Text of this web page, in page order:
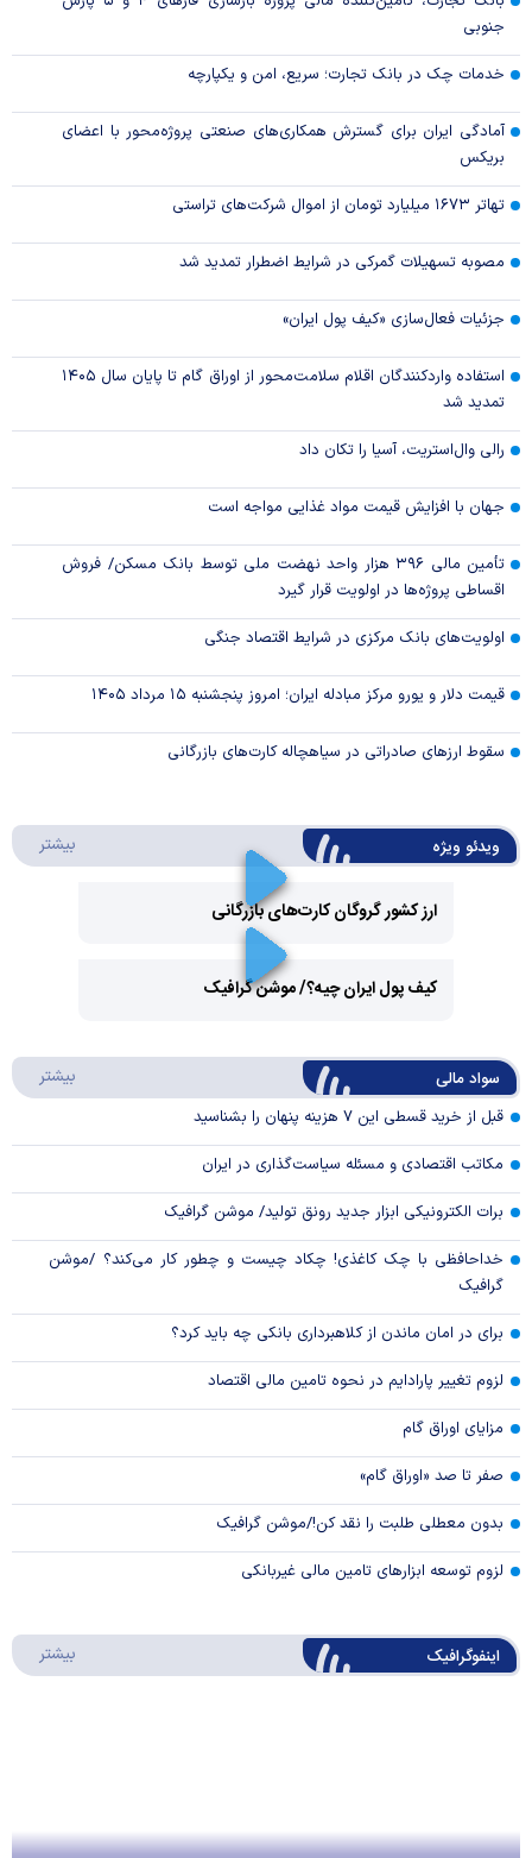
جنوبی
خدمات چک در بانک تجارت؛ سریع، امن و یکپارچه
آمادگی ایران برای گسترش همکاری‌های صنعتی پروژه‌محور با اعضای
بریکس
تهاتر ۱۶۷۳ میلیارد تومان از اموال شرکت‌های تراستی
مصوبه تسهیلات گمرکی در شرایط اضطرار تمدید شد
جزئیات فعال‌سازی «کیف پول ایران»
استفاده واردکنندگان اقلام سلامت‌محور از اوراق گام تا پایان سال ۱۴۰۵
تمدید شد
رالی وال‌استریت، آسیا را تکان داد
جهان با افزایش قیمت مواد غذایی مواجه است
تأمین مالی ۳۹۶ هزار واحد نهضت ملی توسط بانک مسکن/ فروش
اقساطی پروژه‌ها در اولویت قرار گیرد
اولویت‌های بانک مرکزی در شرایط اقتصاد جنگی
قیمت دلار و یورو مرکز مبادله ایران؛ امروز پنجشنبه ۱۵ مرداد ۱۴۰۵
سقوط ارزهای صادراتی در سیاهچاله کارت‌های بازرگانی
ویدئو ویژه بیشتر
ارز کشور گروگان کارت‌های بازرگانی
Video
کیف پول ایران چیه؟/ موشن گرافیک
سواد مالی بیشتر
قبل از خرید قسطی این ۷ هزینه پنهان را بشناسید
مکاتب اقتصادی و مسئله سیاست‌گذاری در ایران
برات الکترونیکی ابزار جدید رونق تولید/ موشن گرافیک
خداحافظی با چک کاغذی! چکاد چیست و چطور کار می‌کند؟ /موشن
گرافیک
برای در امان ماندن از کلاهبرداری بانکی چه باید کرد؟
لزوم تغییر پارادایم در نحوه تامین مالی اقتصاد
مزایای اوراق گام
صفر تا صد «اوراق گام»
بدون معطلی طلبت را نقد کن!/موشن گرافیک
لزوم توسعه ابزارهای تامین مالی غیربانکی
اینفوگرافیک بیشتر